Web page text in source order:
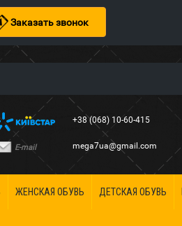
Заказать звонок
+38 (068) 10-60-415
E-mail mega7ua@gmail.com
ЖЕНСКАЯ ОБУВЬ ДЕТСКАЯ ОБУВЬ